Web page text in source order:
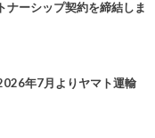
ナーシップ契約を締結しま
年7月よりヤマト運輸